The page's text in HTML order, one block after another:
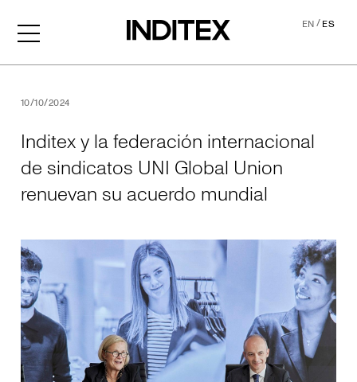
EN/ES
10/10/2024
Inditex y la federación internacional
de sindicatos UNI Global Union
renuevan su acuerdo mundial